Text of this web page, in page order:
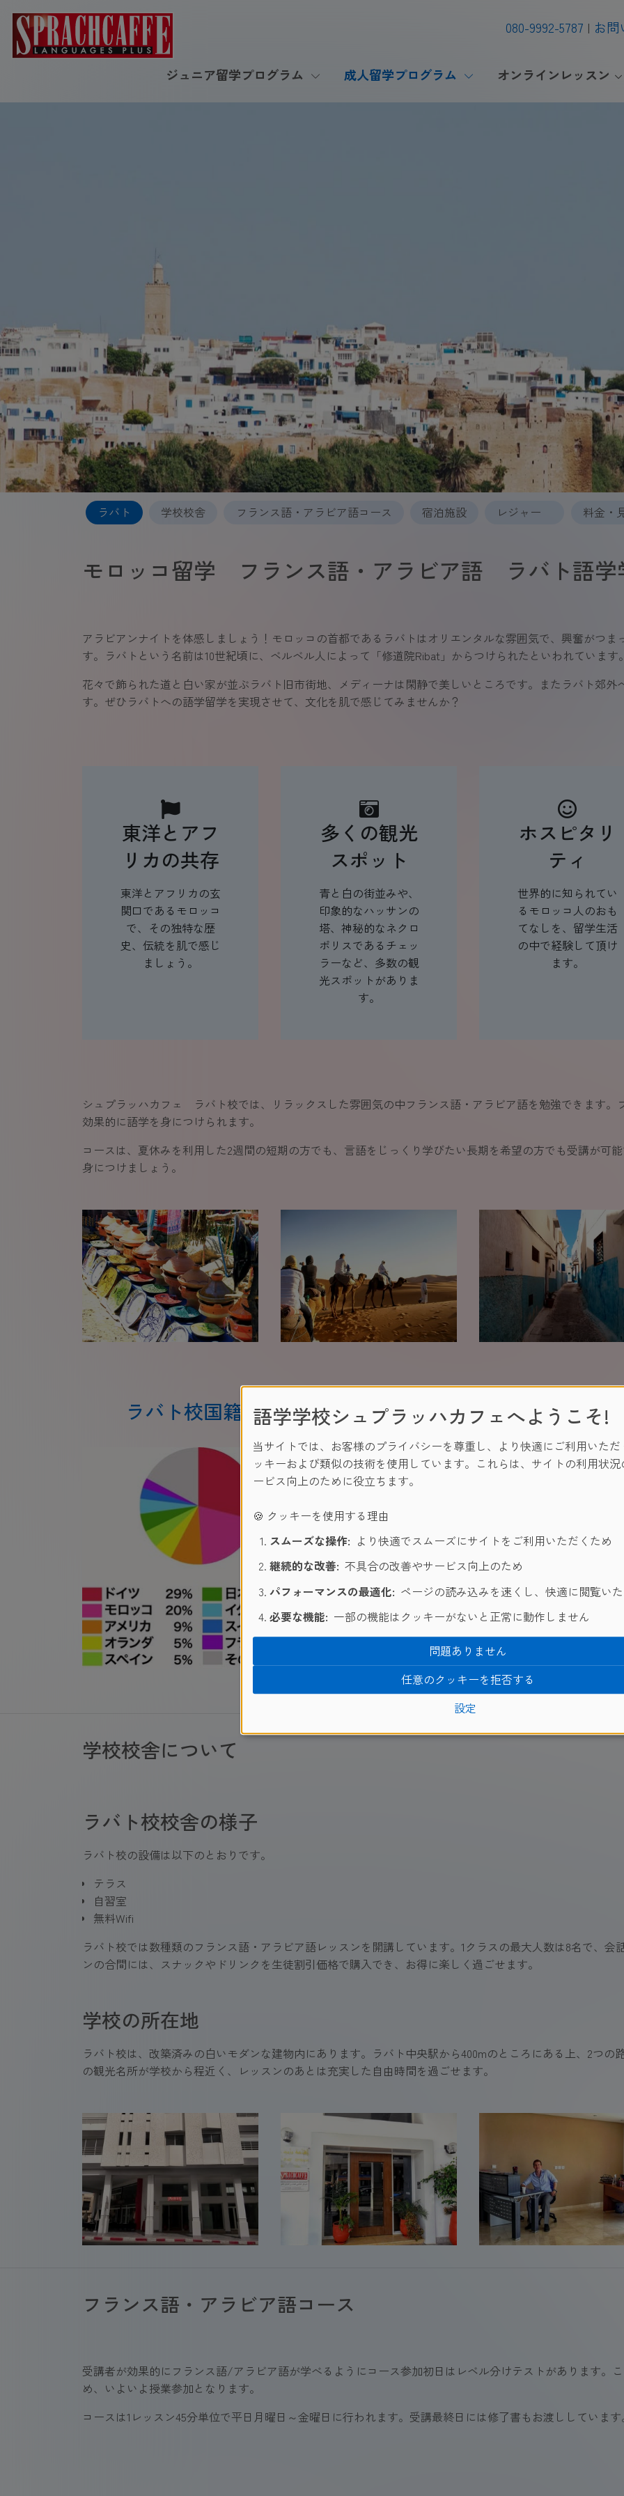
080-9992-5787 お問
ジュニア留学プログラム 成人留学プログラム オンラインレッスン
ラバト 学校校舎 フランス語・アラビア語コース 宿泊施設 レジャー 料金・
モロッコ留学 フランス語・アラビア語 ラバト語学
アラビアンナイトを体感しましょう！モロッコの首都であるラバトはオリエンタルな雰囲気で、興奮がつ
す。ラバトという名前は10世紀頃に、ベルベル人によって「修道院Ribat」からつけられたといわれていま
花々で飾られた道と白い家が並ぶラバト旧市街地、メディーナは閑静で美しいところです。またラバト郊
す。ぜひラバトへの語学留学を実現させて、文化を肌で感じてみませんか？
東洋とアフ
リカの共存
東洋とアフリカの玄
関口であるモロッコ
で、その独特な歴
史、伝統を肌で感じ
ましょう。
多くの観光
スポット
青と白の街並みや、
印象的なハッサンの
塔、神秘的なネクロ
ポリスであるチェッ
ラーなど、多数の観
光スポットがありま
す。
ホスピタリ
ティ
世界的に知られてい
るモロッコ人のおも
てなしを、留学生活
の中で経験して頂け
ます。
シュプラッハカフェ ラバト校では、リラックスした雰囲気の中フランス語・アラビア語を勉強できます。
効果的に語学を身につけられます。
コースは、夏休みを利用した2週間の短期の方でも、言語をじっくり学びたい長期を希望の方でも受講が可
身につけましょう。
ラバト校国籍割合 なぜラバト留学が効果的？
ハイレベルなネイティブ講師からフランス語を学ぶと
特別な体験といえます。モロッコで2番目に大きな都
す。現地に滞在することで、1回限りの体験や新しい
学校校舎について
ラバト校校舎の様子
ラバト校の設備は以下のとおりです。
テラス
自習室
無料Wifi
ラバト校では数種類のフランス語・アラビア語レッスンを開講しています。1クラスの最大人数は8名で、
ンの合間には、スナックやドリンクを生徒割引価格で購入でき、お得に楽しく過ごせます。
学校の所在地
ラバト校は、改築済みの白いモダンな建物内にあります。ラバト中央駅から400mのところにある上、2つ
の観光名所が学校から程近く、レッスンのあとは充実した自由時間を過ごせます。
フランス語・アラビア語コース
受講者が効果的にフランス語/アラビア語が学べるようにコース参加初日はレベル分けテストがあります。
め、いよいよ授業参加となります。
コースは1レッスン45分単位で平日月曜日～金曜日に行われます。受講最終日には修了書もお渡ししていま
語学学校シュプラッハカフェへようこそ!
当サイトでは、お客様のプライバシーを尊重し、より快適にご利用いた
ッキーおよび類似の技術を使用しています。これらは、サイトの利用状
ービス向上のために役立ちます。
🍪 クッキーを使用する理由
スムーズな操作: より快適でスムーズにサイトをご利用いただくため
継続的な改善: 不具合の改善やサービス向上のため
パフォーマンスの最適化: ページの読み込みを速くし、快適に閲覧い
必要な機能: 一部の機能はクッキーがないと正常に動作しません
設定
任意のクッキーを拒否する
問題ありません